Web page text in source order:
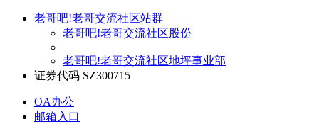
老哥吧!老哥交流社区站群
老哥吧!老哥交流社区股份
老哥吧!老哥交流社区地坪事业部
证券代码 SZ300715
OA办公
邮箱入口